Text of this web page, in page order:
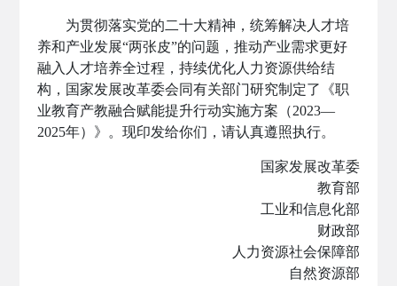
为贯彻落实党的二十大精神，统筹解决人才培
养和产业发展“两张皮”的问题，推动产业需求更好
融入人才培养全过程，持续优化人力资源供给结
构，国家发展改革委会同有关部门研究制定了《职
业教育产教融合赋能提升行动实施方案（2023—
2025年）》。现印发给你们，请认真遵照执行。
国家发展改革委
教育部
工业和信息化部
财政部
人力资源社会保障部
自然资源部